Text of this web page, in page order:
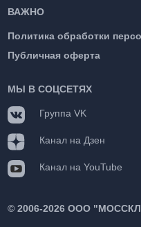
ВАЖНО
Политика обработки
Публичная оферта
МЫ В СОЦСЕТЯХ
Группа VK
Канал на Дзен
Канал на YouTube
©2006-2026 ООО